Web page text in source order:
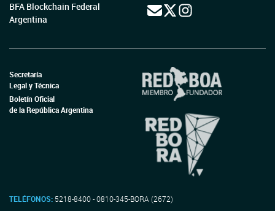
BFA Blockchain Federal
Argentina
Secretaría
Legal y Técnica
Boletín Oficial
de la República Argentina
TELÉFONOS: 5218-8400 - 0810-345-BORA (2672)